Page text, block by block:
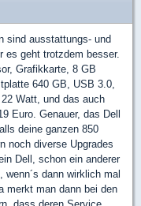
sind ausstattungs- und
es geht trotzdem besser.
Grafikkarte, 8 GB
640 GB, USB 3.0,
Watt, und das auch
Euro. Genauer, das Dell
deine ganzen 850
noch diverse Upgrades
Dell, schon ein anderer
dann wirklich mal
merkt man dann bei den